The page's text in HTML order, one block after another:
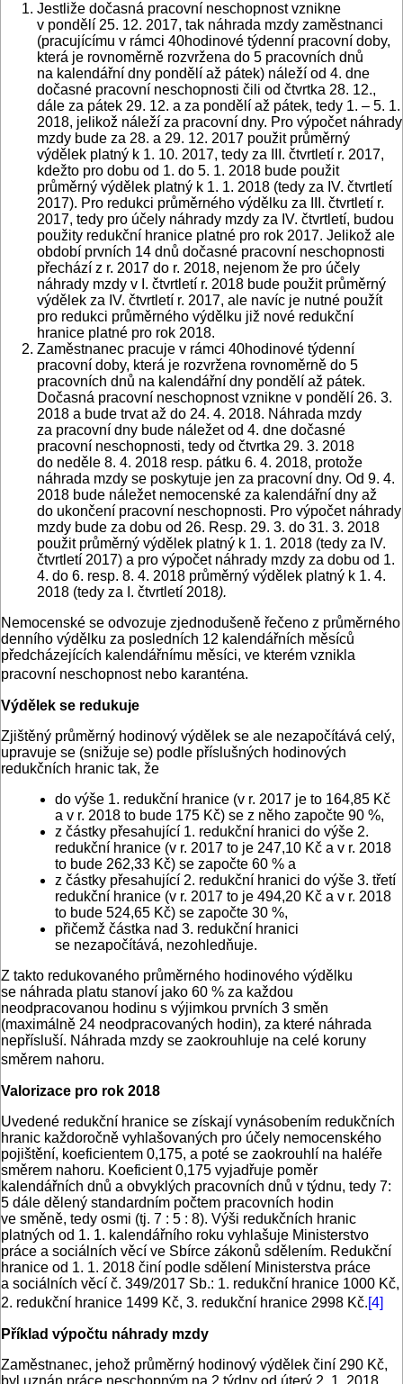
Jestliže dočasná pracovní neschopnost vznikne
v pondělí 25. 12. 2017, tak náhrada mzdy zaměstnanci
(pracujícímu v rámci 40hodinové týdenní pracovní doby,
která je rovnoměrně rozvržena do 5 pracovních dnů
na kalendářní dny pondělí až pátek) náleží od 4. dne
dočasné pracovní neschopnosti čili od čtvrtka 28. 12.,
dále za pátek 29. 12. a za pondělí až pátek, tedy 1. – 5. 1.
2018, jelikož náleží za pracovní dny. Pro výpočet náhrady
mzdy bude za 28. a 29. 12. 2017 použit průměrný
výdělek platný k 1. 10. 2017, tedy za III. čtvrtletí r. 2017,
kdežto pro dobu od 1. do 5. 1. 2018 bude použit
průměrný výdělek platný k 1. 1. 2018 (tedy za IV. čtvrtletí
2017). Pro redukci průměrného výdělku za III. čtvrtletí r.
2017, tedy pro účely náhrady mzdy za IV. čtvrtletí, budou
použity redukční hranice platné pro rok 2017. Jelikož ale
období prvních 14 dnů dočasné pracovní neschopnosti
přechází z r. 2017 do r. 2018, nejenom že pro účely
náhrady mzdy v I. čtvrtletí r. 2018 bude použit průměrný
výdělek za IV. čtvrtletí r. 2017, ale navíc je nutné použít
pro redukci průměrného výdělku již nové redukční
hranice platné pro rok 2018.
Zaměstnanec pracuje v rámci 40hodinové týdenní
pracovní doby, která je rozvržena rovnoměrně do 5
pracovních dnů na kalendářní dny pondělí až pátek.
Dočasná pracovní neschopnost vznikne v pondělí 26. 3.
2018 a bude trvat až do 24. 4. 2018. Náhrada mzdy
za pracovní dny bude náležet od 4. dne dočasné
pracovní neschopnosti, tedy od čtvrtka 29. 3. 2018
do neděle 8. 4. 2018 resp. pátku 6. 4. 2018, protože
náhrada mzdy se poskytuje jen za pracovní dny. Od 9. 4.
2018 bude náležet nemocenské za kalendářní dny až
do ukončení pracovní neschopnosti. Pro výpočet náhrady
mzdy bude za dobu od 26. Resp. 29. 3. do 31. 3. 2018
použit průměrný výdělek platný k 1. 1. 2018 (tedy za IV.
čtvrtletí 2017) a pro výpočet náhrady mzdy za dobu od 1.
4. do 6. resp. 8. 4. 2018 průměrný výdělek platný k 1. 4.
2018 (tedy za I. čtvrtletí 2018).
Nemocenské se odvozuje zjednodušeně řečeno z průměrného
denního výdělku za posledních 12 kalendářních měsíců
předcházejících kalendářnímu měsíci, ve kterém vznikla
pracovní neschopnost nebo karanténa.
Výdělek se redukuje
Zjištěný průměrný hodinový výdělek se ale nezapočítává celý,
upravuje se (snižuje se) podle příslušných hodinových
redukčních hranic tak, že
do výše 1. redukční hranice (v r. 2017 je to 164,85 Kč
a v r. 2018 to bude 175 Kč) se z něho započte 90 %,
z částky přesahující 1. redukční hranici do výše 2.
redukční hranice (v r. 2017 to je 247,10 Kč a v r. 2018
to bude 262,33 Kč) se započte 60 % a
z částky přesahující 2. redukční hranici do výše 3. třetí
redukční hranice (v r. 2017 to je 494,20 Kč a v r. 2018
to bude 524,65 Kč) se započte 30 %,
přičemž částka nad 3. redukční hranici
se nezapočítává, nezohledňuje.
Z takto redukovaného průměrného hodinového výdělku
se náhrada platu stanoví jako 60 % za každou
neodpracovanou hodinu s výjimkou prvních 3 směn
(maximálně 24 neodpracovaných hodin), za které náhrada
nepřísluší. Náhrada mzdy se zaokrouhluje na celé koruny
směrem nahoru.
Valorizace pro rok 2018
Uvedené redukční hranice se získají vynásobením redukčních
hranic každoročně vyhlašovaných pro účely nemocenského
pojištění, koeficientem 0,175, a poté se zaokrouhlí na haléře
směrem nahoru. Koeficient 0,175 vyjadřuje poměr
kalendářních dnů a obvyklých pracovních dnů v týdnu, tedy 7:
5 dále dělený standardním počtem pracovních hodin
ve směně, tedy osmi (tj. 7 : 5 : 8). Výši redukčních hranic
platných od 1. 1. kalendářního roku vyhlašuje Ministerstvo
práce a sociálních věcí ve Sbírce zákonů sdělením. Redukční
hranice od 1. 1. 2018 činí podle sdělení Ministerstva práce
a sociálních věcí č. 349/2017 Sb.: 1. redukční hranice 1000 Kč,
2. redukční hranice 1499 Kč, 3. redukční hranice 2998 Kč.[4]
Příklad výpočtu náhrady mzdy
Zaměstnanec, jehož průměrný hodinový výdělek činí 290 Kč,
byl uznán práce neschopným na 2 týdny od úterý 2. 1. 2018